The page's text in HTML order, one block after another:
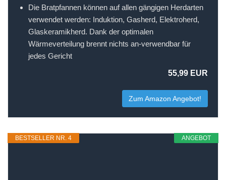
Die Bratpfannen können auf allen gängigen Herdarten
verwendet werden: Induktion, Gasherd, Elektroherd,
Glaskeramikherd. Dank der optimalen
Wärmeverteilung brennt nichts an-verwendbar für
jedes Gericht
55,99 EUR
Zum Amazon Angebot!
ANGEBOT
BESTSELLER NR. 4